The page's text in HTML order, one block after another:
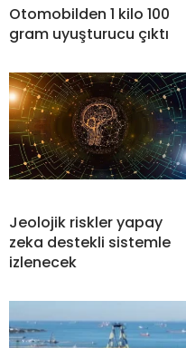
Otomobilden 1 kilo 100
gram uyuşturucu çıktı
Jeolojik riskler yapay
zeka destekli sistemle
izlenecek